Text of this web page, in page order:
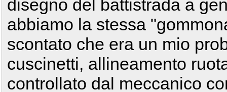
disegno del battistrada a
abbiamo la stessa
scontato che era un mio
cuscinetti, allineamento
controllato dal meccanico